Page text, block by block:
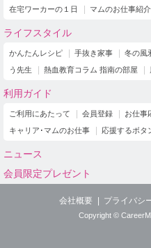
在宅ワーカーの１日
マムのお仕事紹介
ライフスタイル
かんたんレシピ 手抜き家事 冬の風
う先生
熱血教育コラム 指南の部屋
利用ガイド
ご利用にあたって 会員登録 お仕事
キャリア･マムのお仕事
応援するボタ
ニュース
会員限定プレゼント
会社概要 プライバシ
Copyright ©